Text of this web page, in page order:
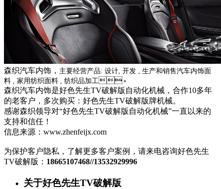
森织汽车内饰， 主要经营产品: 设计, 开发 , 生产和销售汽车内饰面
料 , 家用纺织面料 , 纺织品加工。
森织汽车内饰是好色先生TV破解版自动化机械，合作10多年
的老客户，多次购买：好色先生TV破解版牌机械。
感谢森织领导对“好色先生TV破解版自动化机械”一直以来的
支持和信任！
信息来源： www.zhenfeijx.com
为保护客户隐私，了解更多客户案例，请来电咨询好色先生
TV破解版： 18665107468//13532929996
关于好色先生TV破解版